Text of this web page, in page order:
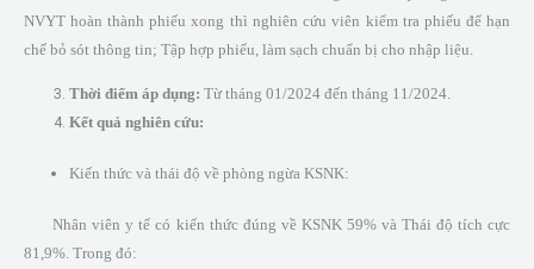
NVYT hoàn thành phiếu xong thì nghiên cứu viên kiểm tra phiếu để hạn
chế bỏ sót thông tin; Tập hợp phiếu, làm sạch chuẩn bị cho nhập liệu.
Thời điểm áp dụng: Từ tháng 01/2024 đến tháng 11/2024.
Kết quả nghiên cứu:
Kiến thức và thái độ về phòng ngừa KSNK:
Nhân viên y tế có kiến thức đúng về KSNK 59% và Thái độ tích cực
81,9%. Trong đó: